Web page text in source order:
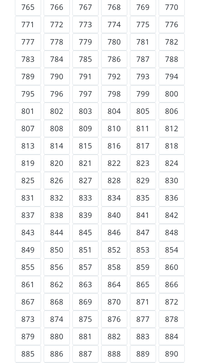
765
766 767 768 769
770
771
772 773 774 775
776
777
778 779 780 781
782
783
784 785 786 787
788
789
790 791 792 793
794
795
796 797 798 799
800
801
802 803 804 805
806
807
808 809 810 811
812
813
814 815 816 817
818
819
820 821 822 823
824
825
826 827 828 829
830
831
832 833 834 835
836
837
838 839 840 841
842
843
844 845 846 847
848
849
850 851 852 853
854
855
856 857 858 859
860
861
862 863 864 865
866
867
868 869 870 871
872
873
874 875 876 877
878
879
880 881 882 883
884
885
886 887 888 889
890